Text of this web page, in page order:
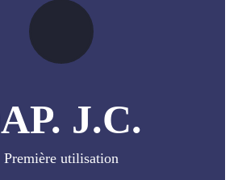
AP. J.C.
Première utilisation